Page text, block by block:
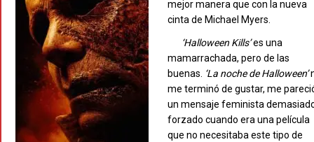
mejor manera que con la nueva
cinta de Michael Myers.
‘Halloween Kills’es una
mamarrachada, pero de las
buenas. ‘La noche de Halloween’
me terminó de gustar, me
un mensaje feminista
forzado cuando era una película
que no necesitaba este tipo de